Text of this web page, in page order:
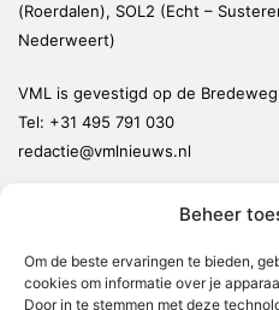
Beheer
Om de beste ervaringen te bieden,
cookies om informatie over je
Door in te stemmen met deze
(Roerdalen), SOL2 (Echt –
Nederweert)
VML is gevestigd op de
Tel: +31 495 791 030
redactie@vmlnieuws.nl
Nederweert
Leudal